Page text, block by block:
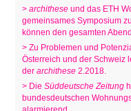
>archithese und das ETH
gemeinsames Symposium
können den gesamten
> Zu Problemen und
Österreich und der Schweiz
derarchithese 2.2018.
> DieSüddeutsche Zeitung
bundesdeutschen